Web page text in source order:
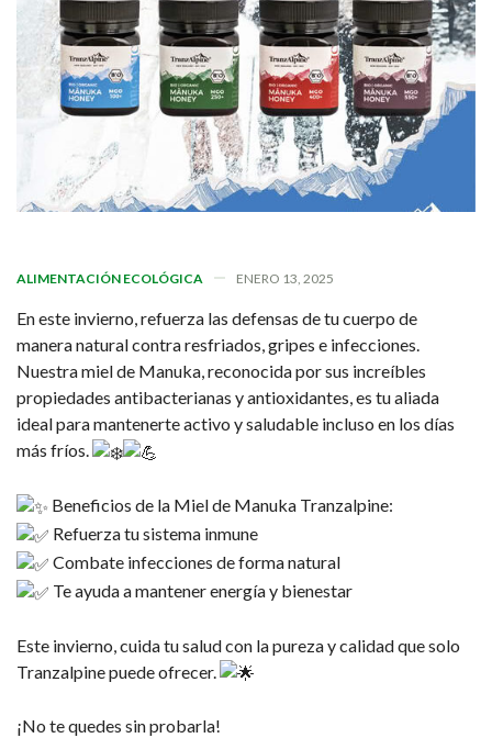
ALIMENTACIÓN ECOLÓGICA ENERO 13, 2025
En este invierno, refuerza las defensas de tu cuerpo de
manera natural contra resfriados, gripes e infecciones.
Nuestra miel de Manuka, reconocida por sus increíbles
propiedades antibacterianas y antioxidantes, es tu aliada
ideal para mantenerte activo y saludable incluso en los días
más fríos.
Beneficios de la Miel de Manuka Tranzalpine:
Refuerza tu sistema inmune
Combate infecciones de forma natural
Te ayuda a mantener energía y bienestar
Este invierno, cuida tu salud con la pureza y calidad que solo
Tranzalpine puede ofrecer.
¡No te quedes sin probarla!